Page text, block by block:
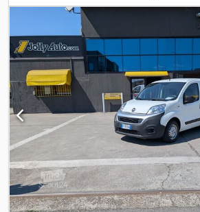
Véhicules utilitaires Fiat Fiorino Cargo,
COULEUR : BLANC, ANNÉE : 2023-03, KM :
CYLINDRÉE : 1 248 cm³, Euro 6,
Dsdpeyygdpofx Abaokr